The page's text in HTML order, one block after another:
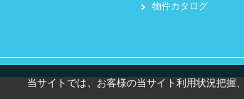
物件カタログ
当サイトでは、お客様の当サイト利用状況把握